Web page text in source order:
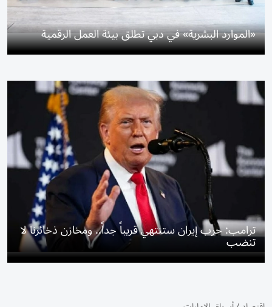
«الموارد البشرية» في دبي تطلق بيئة العمل الرقمية
ترامب: حرب إيران ستنتهي قريباً جداً.. ومخازن ذخائرنا لا
تنضب